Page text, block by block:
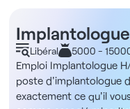
Libéral 5000 -
Emploi Implantologue
poste d'implantologue
exactement ce qu'il